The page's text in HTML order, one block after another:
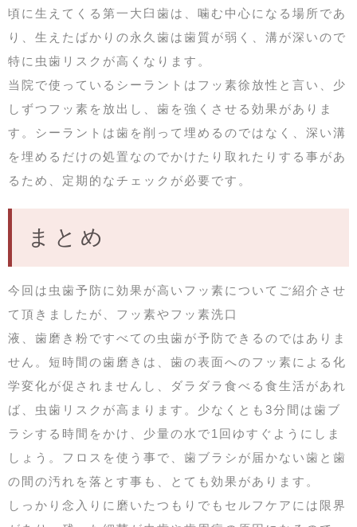
頃に生えてくる第一大臼歯は、噛む中心になる場所であ
り、生えたばかりの永久歯は歯質が弱く、溝が深いので
特に虫歯リスクが高くなります。
当院で使っているシーラントはフッ素徐放性と言い、少
しずつフッ素を放出し、歯を強くさせる効果がありま
す。シーラントは歯を削って埋めるのではなく、深い溝
を埋めるだけの処置なのでかけたり取れたりする事があ
るため、定期的なチェックが必要です。
まとめ
今回は虫歯予防に効果が高いフッ素についてご紹介させ
て頂きましたが、フッ素やフッ素洗口
液、歯磨き粉ですべての虫歯が予防できるのではありま
せん。短時間の歯磨きは、歯の表面へのフッ素による化
学変化が促されませんし、ダラダラ食べる食生活があれ
ば、虫歯リスクが高まります。少なくとも3分間は歯ブ
ラシする時間をかけ、少量の水で1回ゆすぐようにしま
しょう。フロスを使う事で、歯ブラシが届かない歯と歯
の間の汚れを落とす事も、とても効果があります。
しっかり念入りに磨いたつもりでもセルフケアには限界